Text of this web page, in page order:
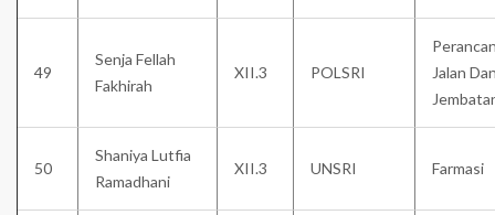
49
Senja Fellah
Fakhirah
XII.3 POLSRI
Jalan
50
Shaniya Lutfia
Ramadhani
XII.3 UNSRI Farmasi